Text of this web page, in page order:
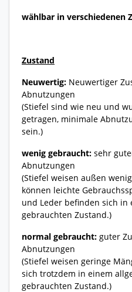
wählbar in verschiedenen
Zustand
Neuwertig: Neuwertiger
Abnutzungen
(Stiefel sind wie neu und
getragen, minimale
sein.)
wenig gebraucht: sehr
Abnutzungen
(Stiefel weisen außen
können leichte
und Leder befinden sich in
gebrauchten Zustand.)
normal gebraucht: guter
Abnutzungen
(Stiefel weisen geringe
sich trotzdem in einem
gebrauchten Zustand.)